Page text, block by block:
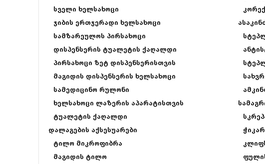
სველი ხელსახოცი
ჯიბის ერთჯერადი ხელსახოცი
სამზარეულოს პირსახოცი
დისპენსერის ტუალეტის ქაღალდი
პირსახოცი ზეტ დისპენსერისთვის
მაგიდის დისპენსერის ხელსახოცი
სამედიცინო რულონი
ხელსახოცი ლაზერის აპარატისთვის
ტუალეტის ქაღალდი
დალაგების აქსესუარები
ტილო მიკროფიბრა
მაგიდის ტილო